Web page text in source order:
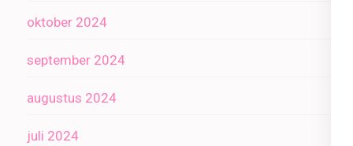
oktober 2024
september 2024
augustus 2024
juli 2024